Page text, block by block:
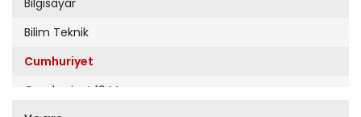
Bilgisayar
Bilim Teknik
Cumhuriyet
Cumhuriyet 19 Mayıs